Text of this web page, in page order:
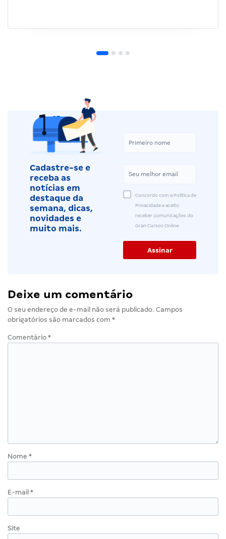
Cadastre-se e
receba as
notícias em
destaque da
semana, dicas,
novidades e
muito mais.
Concordo com a Política de
Privacidade e aceito
receber comunicações do
Gran Cursos Online.
Deixe um comentário
O seu endereço de e-mail não será publicado. Campos
obrigatórios são marcados com *
Comentário *
Nome *
E-mail *
Site